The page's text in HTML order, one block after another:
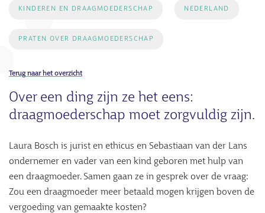
KINDEREN EN DRAAGMOEDERSCHAP NEDERLAND
PRATEN OVER DRAAGMOEDERSCHAP
Terug naar het overzicht
Over een ding zijn ze het eens:
draagmoederschap moet zorgvuldig zijn.
Laura Bosch is jurist en ethicus en Sebastiaan van der Lans
ondernemer en vader van een kind geboren met hulp van
een draagmoeder. Samen gaan ze in gesprek over de vraag:
Zou een draagmoeder meer betaald mogen krijgen boven de
vergoeding van gemaakte kosten?